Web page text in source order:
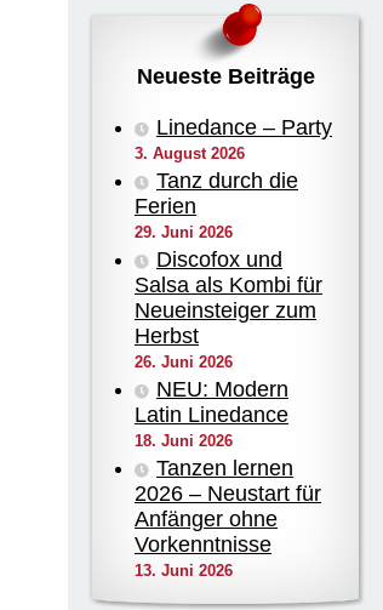
Neueste Beiträge
Linedance – Party
3. August 2026
Tanz durch die
Ferien
29. Juni 2026
Discofox und
Salsa als Kombi für
Neueinsteiger zum
Herbst
26. Juni 2026
NEU: Modern
Latin Linedance
18. Juni 2026
Tanzen lernen
2026 – Neustart für
Anfänger ohne
Vorkenntnisse
13. Juni 2026